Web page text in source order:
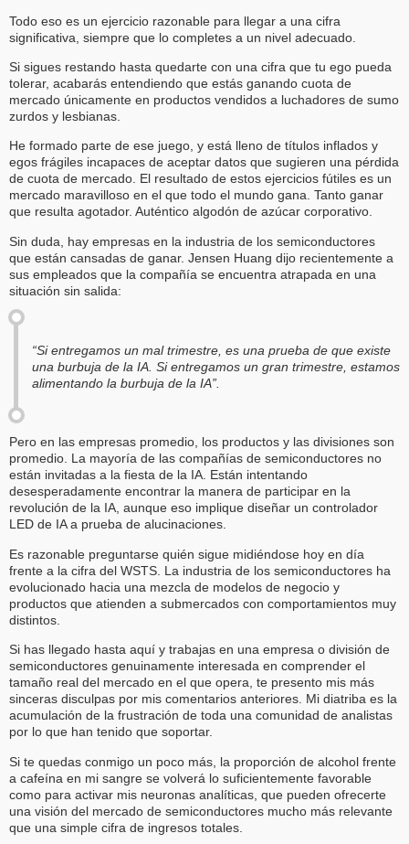
Todo eso es un ejercicio razonable para llegar a una cifra
significativa, siempre que lo completes a un nivel adecuado.
Si sigues restando hasta quedarte con una cifra que tu ego pueda
tolerar, acabarás entendiendo que estás ganando cuota de
mercado únicamente en productos vendidos a luchadores de sumo
zurdos y lesbianas.
He formado parte de ese juego, y está lleno de títulos inflados y
egos frágiles incapaces de aceptar datos que sugieren una pérdida
de cuota de mercado. El resultado de estos ejercicios fútiles es un
mercado maravilloso en el que todo el mundo gana. Tanto ganar
que resulta agotador. Auténtico algodón de azúcar corporativo.
Sin duda, hay empresas en la industria de los semiconductores
que están cansadas de ganar. Jensen Huang dijo recientemente a
sus empleados que la compañía se encuentra atrapada en una
situación sin salida:
“Si entregamos un mal trimestre, es una prueba de que existe
una burbuja de la IA. Si entregamos un gran trimestre, estamos
alimentando la burbuja de la IA”.
Pero en las empresas promedio, los productos y las divisiones son
promedio. La mayoría de las compañías de semiconductores no
están invitadas a la fiesta de la IA. Están intentando
desesperadamente encontrar la manera de participar en la
revolución de la IA, aunque eso implique diseñar un controlador
LED de IA a prueba de alucinaciones.
Es razonable preguntarse quién sigue midiéndose hoy en día
frente a la cifra del WSTS. La industria de los semiconductores ha
evolucionado hacia una mezcla de modelos de negocio y
productos que atienden a submercados con comportamientos muy
distintos.
Si has llegado hasta aquí y trabajas en una empresa o división de
semiconductores genuinamente interesada en comprender el
tamaño real del mercado en el que opera, te presento mis más
sinceras disculpas por mis comentarios anteriores. Mi diatriba es la
acumulación de la frustración de toda una comunidad de analistas
por lo que han tenido que soportar.
Si te quedas conmigo un poco más, la proporción de alcohol frente
a cafeína en mi sangre se volverá lo suficientemente favorable
como para activar mis neuronas analíticas, que pueden ofrecerte
una visión del mercado de semiconductores mucho más relevante
que una simple cifra de ingresos totales.